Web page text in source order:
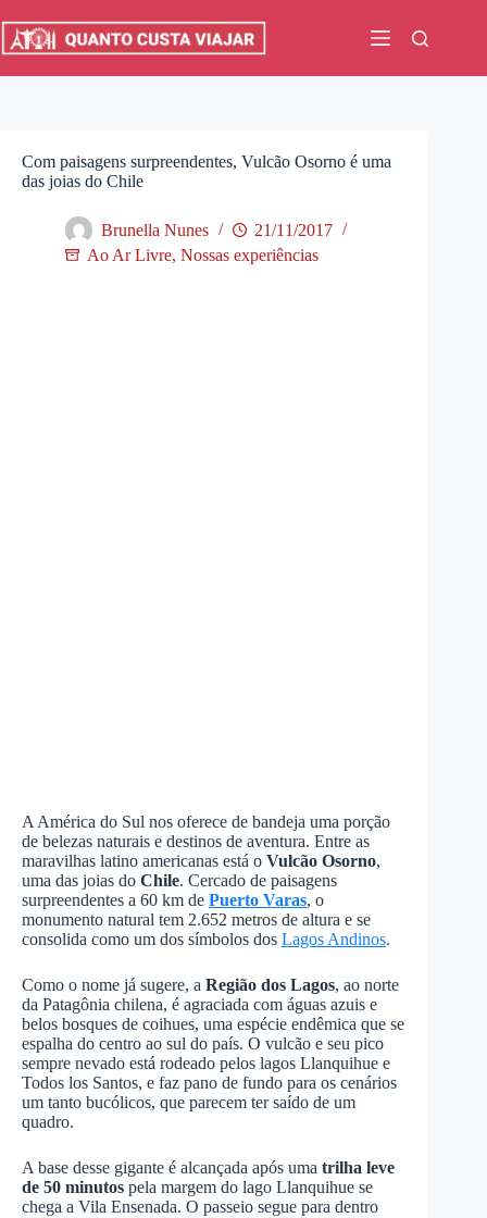
para
Com paisagens surpreendentes, Vulcão Osorno é uma
das joias do Chile
Brunella Nunes
21/11/2017
Ao Ar Livre, Nossas experiências
A América do Sul nos oferece de bandeja uma porção
de belezas naturais e destinos de aventura. Entre as
maravilhas latino americanas está o Vulcão Osorno,
uma das joias do Chile. Cercado de paisagens
surpreendentes a 60 km de Puerto Varas, o
monumento natural tem 2.652 metros de altura e se
consolida como um dos símbolos dos Lagos Andinos.
Como o nome já sugere, a Região dos Lagos, ao norte
da Patagônia chilena, é agraciada com águas azuis e
belos bosques de coihues, uma espécie endêmica que se
espalha do centro ao sul do país. O vulcão e seu pico
sempre nevado está rodeado pelos lagos Llanquihue e
Todos los Santos, e faz pano de fundo para os cenários
um tanto bucólicos, que parecem ter saído de um
quadro.
A base desse gigante é alcançada após uma trilha leve
de 50 minutos pela margem do lago Llanquihue se
chega a Vila Ensenada. O passeio segue para dentro